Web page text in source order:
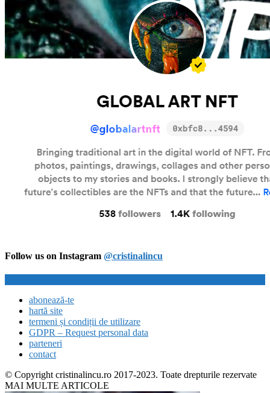
Follow us on Instagram @cristinalincu
abonează-te
hartă site
termeni și condiții de utilizare
GDPR – Request personal data
parteneri
contact
© Copyright cristinalincu.ro 2017-2023. Toate drepturile rezervate
MAI MULTE ARTICOLE